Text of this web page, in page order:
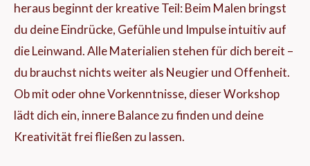
heraus beginnt der kreative Teil: Beim Malen bringst
du deine Eindrücke, Gefühle und Impulse intuitiv auf
die Leinwand. Alle Materialien stehen für dich bereit –
du brauchst nichts weiter als Neugier und Offenheit.
Ob mit oder ohne Vorkenntnisse, dieser Workshop
lädt dich ein, innere Balance zu finden und deine
Kreativität frei fließen zu lassen.